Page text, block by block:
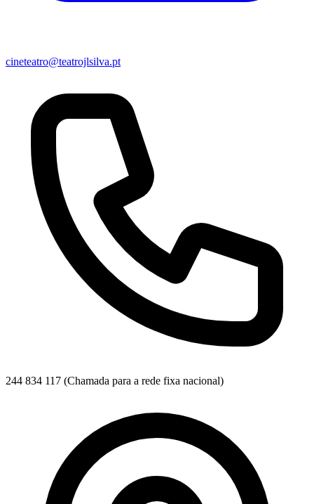
cineteatro@teatrojlsilva.pt
244 834 117 (Chamada para a rede fixa nacional)